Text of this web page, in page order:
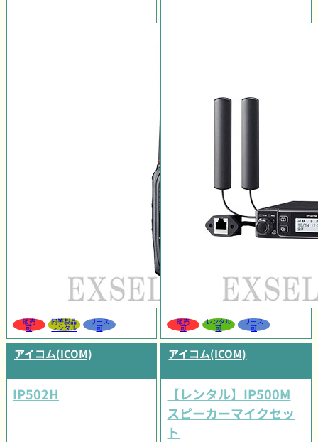
販売
可
同等製品
レンタル
リース
可
販売
可
レンタル
可
リース
可
アイコム(ICOM)
IP502H
アイコム(ICOM)
【レンタル】IP500M
スピーカーマイクセッ
ト